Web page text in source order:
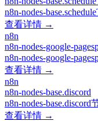
n8n-nodes-
查看详情 →
n8n
n8n-nodes-google-
n8n-nodes-google-
查看详情 →
n8n
n8n-nodes-base.discord
n8n-nodes-base.discord
查看详情 →